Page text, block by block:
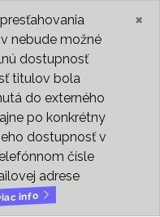
nebude možné
dostupnosť
titulov bola
do externého
po konkrétny
dostupnosť v
čísle
adrese
info
×